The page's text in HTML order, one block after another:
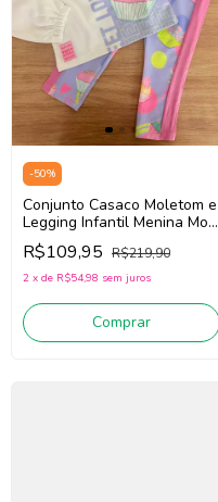
-50%
Conjunto Casaco Moletom e
Legging Infantil Menina Mon
Sucré 138022078 (Rosa/Off
White/Azul)
R$109,95 R$219,90
2 x de R$54,98 sem juros
Comprar